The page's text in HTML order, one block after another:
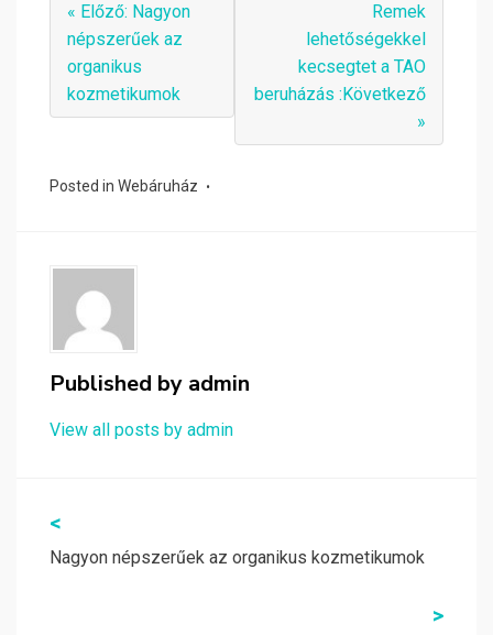
« Előző: Nagyon
népszerűek az
organikus
kozmetikumok
Remek
lehetőségekkel
kecsegtet a TAO
beruházás :Következő
»
Posted in Webáruház
Published by admin
View all posts by admin
Bejegyzés
navigáció
<
Nagyon népszerűek az organikus kozmetikumok
>